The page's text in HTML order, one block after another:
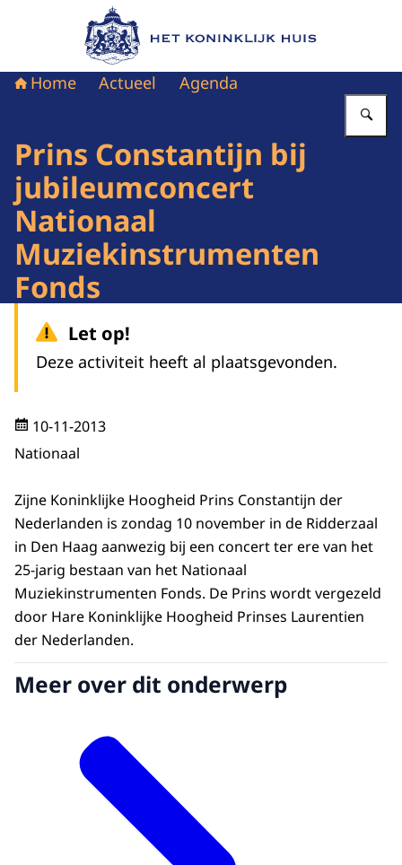
Naar de homepage van Het Koninklijk Huis
Home Actueel Agenda
Prins Constantijn bij
jubileumconcert
Nationaal
Muziekinstrumenten
Fonds
Let op!
Deze activiteit heeft al plaatsgevonden.
10-11-2013
Nationaal
Zijne Koninklijke Hoogheid Prins Constantijn der
Nederlanden is zondag 10 november in de Ridderzaal
in Den Haag aanwezig bij een concert ter ere van het
25-jarig bestaan van het Nationaal
Muziekinstrumenten Fonds. De Prins wordt vergezeld
door Hare Koninklijke Hoogheid Prinses Laurentien
der Nederlanden.
Meer over dit onderwerp